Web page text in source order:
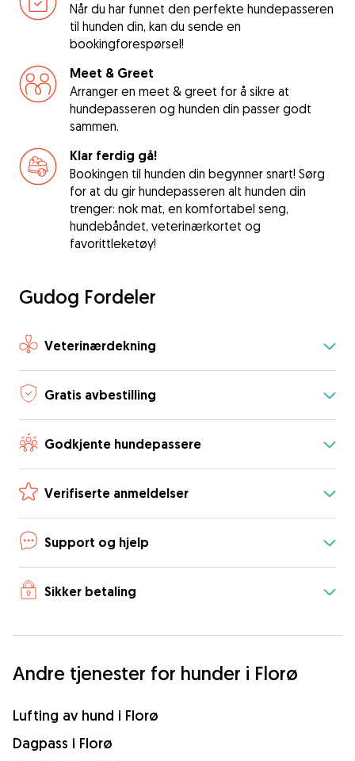
Når du har funnet den perfekte hundepasseren
til hunden din, kan du sende en
bookingforespørsel!
Meet & Greet
Arranger en meet & greet for å sikre at
hundepasseren og hunden din passer godt
sammen.
Klar ferdig gå!
Bookingen til hunden din begynner snart! Sørg
for at du gir hundepasseren alt hunden din
trenger: nok mat, en komfortabel seng,
hundebåndet, veterinærkortet og
favorittleketøy!
Gudog Fordeler
Veterinærdekning
Gratis avbestilling
Godkjente hundepassere
Verifiserte anmeldelser
Support og hjelp
Sikker betaling
Andre tjenester for hunder i Florø
Lufting av hund i Florø
Dagpass i Florø